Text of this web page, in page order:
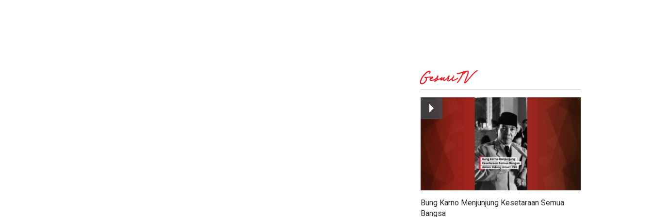
GesuriTV
Bung Karno Menjunjung Kesetaraan Semua
Bangsa